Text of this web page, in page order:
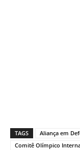
TAGS
Aliança em
Comitê Olímpico